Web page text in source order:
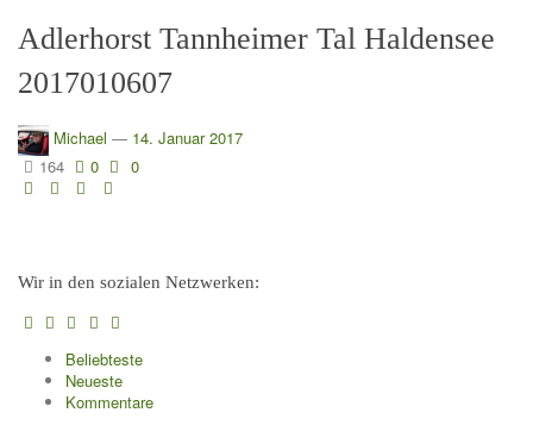
Adlerhorst Tannheimer Tal Haldensee
2017010607
Michael — 14. Januar 2017
164
0 0
Wir in den sozialen Netzwerken:
Beliebteste
Neueste
Kommentare